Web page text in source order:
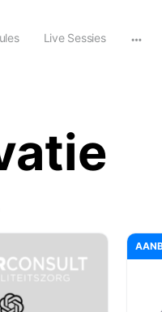
Live Sessies